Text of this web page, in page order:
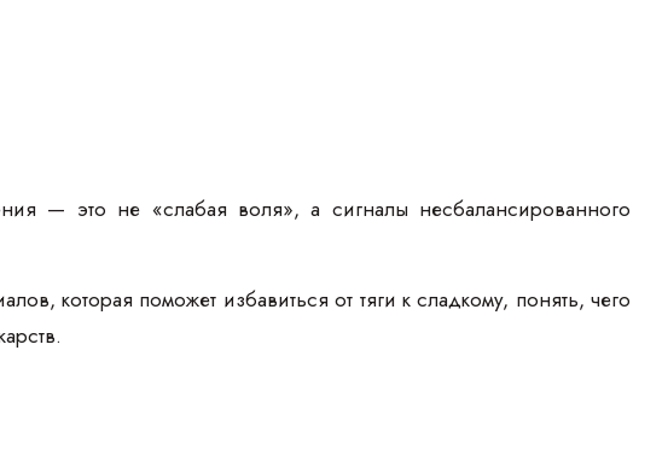
— это не «слабая воля», а сигналы несбалансированного
которая поможет избавиться от тяги к сладкому, понять, чего